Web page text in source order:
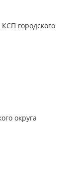
городского
округа